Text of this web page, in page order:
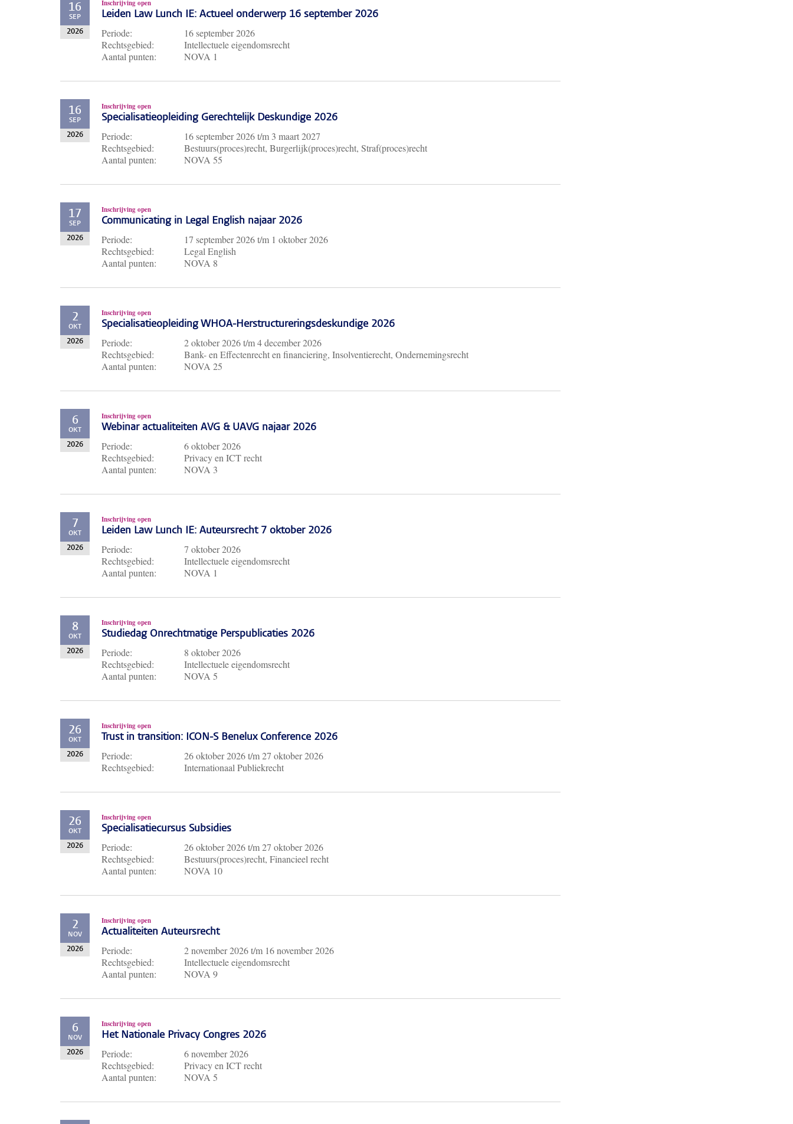
16
SEP
2026
Inschrijving open
Leiden Law Lunch IE: Actueel onderwerp 16 september 2026
Periode:
16 september 2026
Rechtsgebied:
Intellectuele eigendomsrecht
Aantal punten:
NOVA 1
16
SEP
2026
Inschrijving open
Specialisatieopleiding Gerechtelijk Deskundige 2026
Periode: 16 september 2026t/m 3 maart 2027
Rechtsgebied:
Bestuurs(proces)recht, Burgerlijk(proces)recht, Straf(proces)recht
Aantal punten:
NOVA 55
17
SEP
2026
Inschrijving open
Communicating in Legal English najaar 2026
Periode: 17 september 2026t/m 1 oktober 2026
Rechtsgebied:
Legal English
Aantal punten:
NOVA 8
2
OKT
2026
Inschrijving open
Specialisatieopleiding WHOA-Herstructureringsdeskundige 2026
Periode: 2 oktober 2026t/m4 december 2026
Rechtsgebied:
Bank- en Effectenrecht en financiering, Insolventierecht, Ondernemingsrecht
Aantal punten:
NOVA 25
6
OKT
2026
Inschrijving open
Webinar actualiteiten AVG & UAVG najaar 2026
Periode:
6 oktober 2026
Rechtsgebied:
Privacy en ICT recht
Aantal punten:
NOVA 3
7
OKT
2026
Inschrijving open
Leiden Law Lunch IE: Auteursrecht 7 oktober 2026
Periode:
7 oktober 2026
Rechtsgebied:
Intellectuele eigendomsrecht
Aantal punten:
NOVA 1
8
OKT
2026
Inschrijving open
Studiedag Onrechtmatige Perspublicaties 2026
Periode:
8 oktober 2026
Rechtsgebied:
Intellectuele eigendomsrecht
Aantal punten:
NOVA 5
26
OKT
2026
Inschrijving open
Trust in transition: ICON-S Benelux Conference 2026
Periode: 26 oktober 2026t/m27 oktober 2026
Rechtsgebied:
Internationaal Publiekrecht
26
OKT
2026
Inschrijving open
Specialisatiecursus Subsidies
Periode: 26 oktober 2026t/m27 oktober 2026
Rechtsgebied:
Bestuurs(proces)recht, Financieel recht
Aantal punten:
NOVA 10
2
NOV
2026
Inschrijving open
Actualiteiten Auteursrecht
Periode: 2 november 2026t/m 16 november 2026
Rechtsgebied:
Intellectuele eigendomsrecht
Aantal punten:
NOVA 9
6
NOV
2026
Inschrijving open
Het Nationale Privacy Congres 2026
Periode:
6 november 2026
Rechtsgebied:
Privacy en ICT recht
Aantal punten:
NOVA 5